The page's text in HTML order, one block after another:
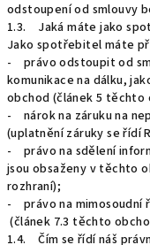
odstoupení od smlouvy
1.3. Jaká máte jako
Jako spotřebitel máte
- právo odstoupit od
komunikace na dálku,
obchod (článek 5 těchto
- nárok na záruku na
(uplatnění záruky se řídí
- právo na sdělení
jsou obsaženy v těchto
rozhraní);
- právo na mimosoudní
(článek 7.3 těchto
1.4. Čím se řídí náš